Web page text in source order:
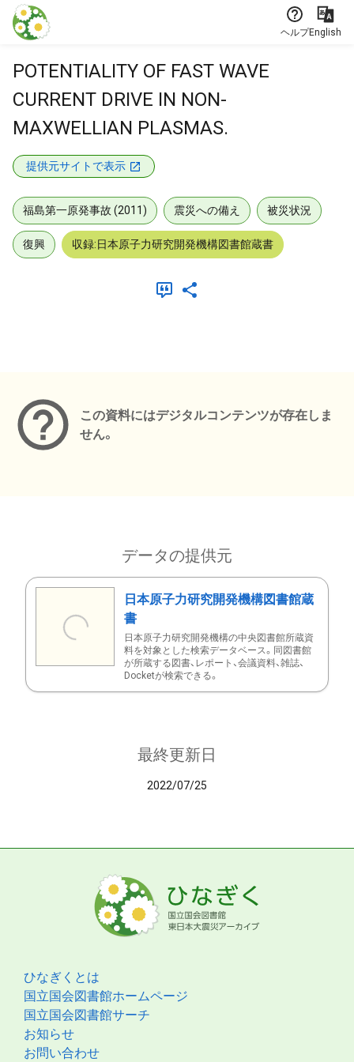
本文に飛ぶ
ヘルプEnglish
POTENTIALITY OF FAST WAVE
CURRENT DRIVE IN NON-
MAXWELLIAN PLASMAS.
提供元サイトで表示
福島第一原発事故 (2011) 震災への備え 被災状況
復興 収録:日本原子力研究開発機構図書館蔵書
この資料にはデジタルコンテンツが存在しま
せん。
データの提供元
日本原子力研究開発機構図書館蔵
書
日本原子力研究開発機構の中央図書館所蔵資
料を対象とした検索データベース。同図書館
が所蔵する図書、レポート、会議資料、雑誌、
Docketが検索できる。
最終更新日
2022/07/25
ひなぎくとは
国立国会図書館ホームページ
国立国会図書館サーチ
お知らせ
お問い合わせ